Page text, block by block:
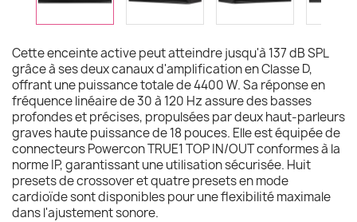
Cette enceinte active peut atteindre jusqu'à 137 dB SPL
grâce à ses deux canaux d'amplification en Classe D,
offrant une puissance totale de 4400 W. Sa réponse en
fréquence linéaire de 30 à 120 Hz assure des basses
profondes et précises, propulsées par deux haut-parleurs
graves haute puissance de 18 pouces. Elle est équipée de
connecteurs Powercon TRUE1 TOP IN/OUT conformes à la
norme IP, garantissant une utilisation sécurisée. Huit
presets de crossover et quatre presets en mode
cardioïde sont disponibles pour une flexibilité maximale
dans l'ajustement sonore.